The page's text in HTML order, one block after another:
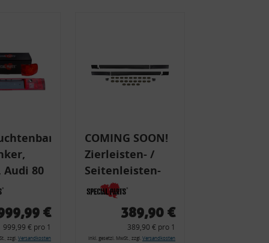
Audi 80
89,
+
€
999,99 € pro 1
zzgl. Versandkosten
COMING SOON!
Zierleisten- /
Seitenleisten-
Set, Audi 80
Cabrio, Coupe,
Zierleiste, 2x
389,90 €
389,90 € pro 1
inkl. gesetzl. MwSt., zzgl. Versandkosten